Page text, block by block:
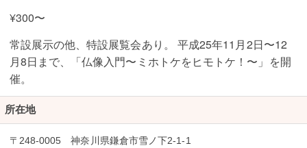
¥300〜
常設展示の他、特設展覧会あり。 平成25年11月2日〜12
月8日まで、「仏像入門〜ミホトケをヒモトケ！〜」を開
催。
所在地
〒248-0005 神奈川県鎌倉市雪ノ下2-1-1